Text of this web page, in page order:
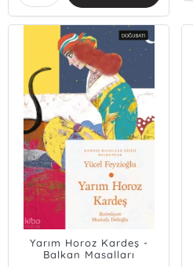
Yarım Horoz Kardeş -
Balkan Masalları